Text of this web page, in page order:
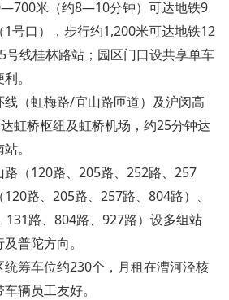
米（约8—10分钟）可达地铁9
号口），步行约1,200米可达地铁12
号线桂林路站；园区门口设共享单车
。
（虹梅路/宜山路匝道）及沪闵高
虹桥枢纽及虹桥机场，约25分钟达
。
（120路、205路、252路、257
路、205路、257路、804路）、
131路、804路、927路）设多组站
普陀方向。
筹车位约230个，月租在漕河泾核
辆员工友好。